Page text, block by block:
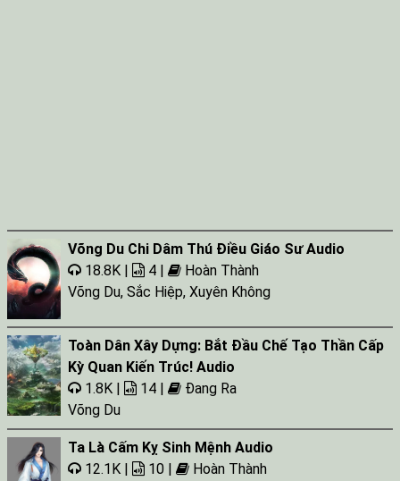
Võng Du Chi Dâm Thú Điều Giáo Sư Audio
18.8K |
4 |
Hoàn Thành
Võng Du, Sắc Hiệp, Xuyên Không
Toàn Dân Xây Dựng: Bắt Đầu Chế Tạo Thần Cấp
Kỳ Quan Kiến Trúc! Audio
1.8K |
14 |
Đang Ra
Võng Du
Ta Là Cấm Kỵ Sinh Mệnh Audio
12.1K |
10 |
Hoàn Thành